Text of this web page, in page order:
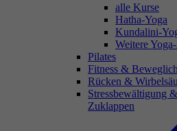
alle Kurse
Hatha-Yoga
Kundalini-
Weitere
Pilates
Fitness &
Rücken &
Stressbewältigung
Zuklappen